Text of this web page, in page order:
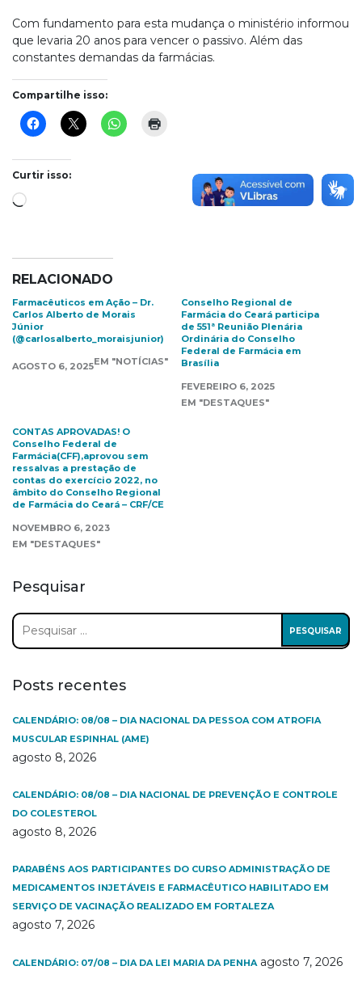
Com fundamento para esta mudança o ministério informou
que levaria 20 anos para vencer o passivo. Além das
constantes demandas da farmácias.
Compartilhe isso:
Curtir isso:
Carregando...
RELACIONADO
Farmacêuticos em Ação – Dr.
Carlos Alberto de Morais
Júnior
(@carlosalberto_moraisjunior)
AGOSTO 6, 2025EM "NOTÍCIAS"
Conselho Regional de
Farmácia do Ceará participa
de 551ª Reunião Plenária
Ordinária do Conselho
Federal de Farmácia em
Brasília
FEVEREIRO 6, 2025
EM "DESTAQUES"
CONTAS APROVADAS! O
Conselho Federal de
Farmácia(CFF),aprovou sem
ressalvas a prestação de
contas do exercício 2022, no
âmbito do Conselho Regional
de Farmácia do Ceará – CRF/CE
NOVEMBRO 6, 2023
EM "DESTAQUES"
Pesquisar
Pesquisar
por:
Posts recentes
CALENDÁRIO: 08/08 – DIA NACIONAL DA PESSOA COM ATROFIA
MUSCULAR ESPINHAL (AME)
agosto 8, 2026
CALENDÁRIO: 08/08 – DIA NACIONAL DE PREVENÇÃO E CONTROLE
DO COLESTEROL
agosto 8, 2026
PARABÉNS AOS PARTICIPANTES DO CURSO ADMINISTRAÇÃO DE
MEDICAMENTOS INJETÁVEIS E FARMACÊUTICO HABILITADO EM
SERVIÇO DE VACINAÇÃO REALIZADO EM FORTALEZA
agosto 7, 2026
CALENDÁRIO: 07/08 – DIA DA LEI MARIA DA PENHA agosto 7, 2026